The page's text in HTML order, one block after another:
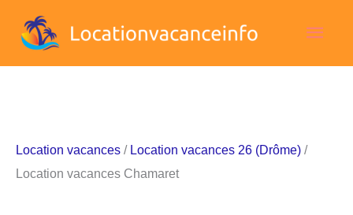
Location vacances / Location vacances 26 (Drôme) /
Location vacances Chamaret